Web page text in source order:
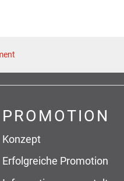
PROMOTION
Konzept
Erfolgreiche Promotion